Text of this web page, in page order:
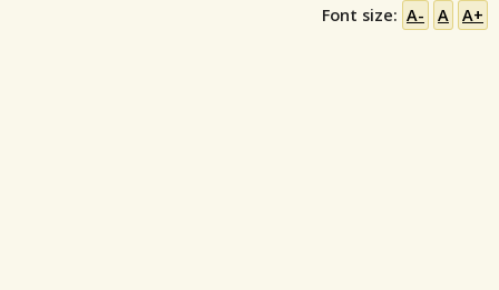
Font size: A- A A+